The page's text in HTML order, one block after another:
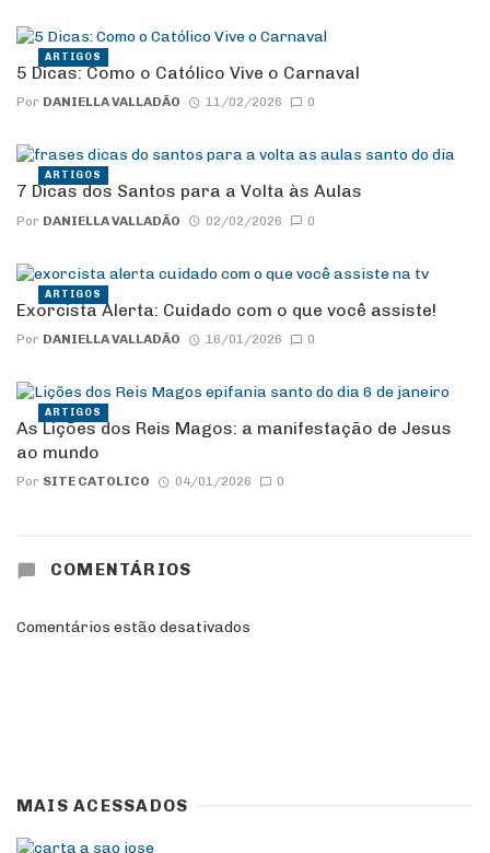
5 Dicas: Como o Católico Vive o Carnaval
Por DANIELLA VALLADÃO 11/02/2026 0
ARTIGOS
7 Dicas dos Santos para a Volta às Aulas
Por DANIELLA VALLADÃO 02/02/2026 0
ARTIGOS
Exorcista Alerta: Cuidado com o que você assiste!
Por DANIELLA VALLADÃO 16/01/2026 0
ARTIGOS
As Lições dos Reis Magos: a manifestação de Jesus
ao mundo
Por SITE CATOLICO 04/01/2026 0
ARTIGOS
COMENTÁRIOS
Comentários estão desativados
MAIS ACESSADOS